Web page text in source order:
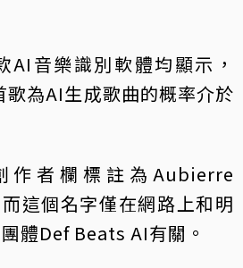
AI音樂識別軟體均顯示，
為AI生成歌曲的概率介於
作者欄標註為Aubierre
這個名字僅在網路上和明
體Def Beats AI有關。